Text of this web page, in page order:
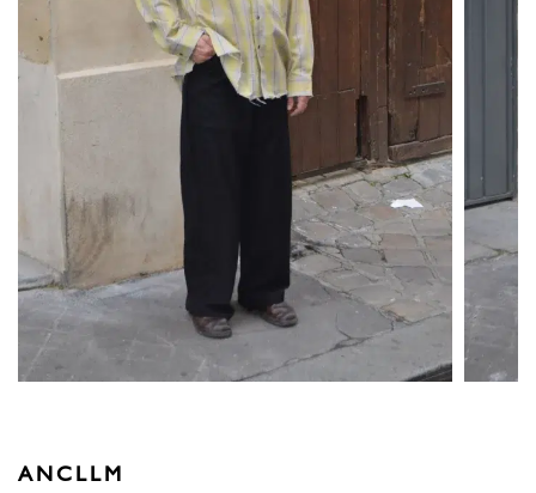
ANCLLM